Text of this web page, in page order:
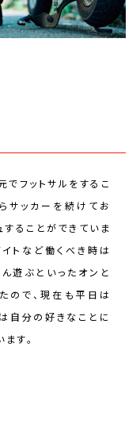
フットサルをするこ
サッカーを続けてお
することができていま
トなど働くべき時は
遊ぶといったオンと
ので、現在も平日は
自分の好きなことに
す。